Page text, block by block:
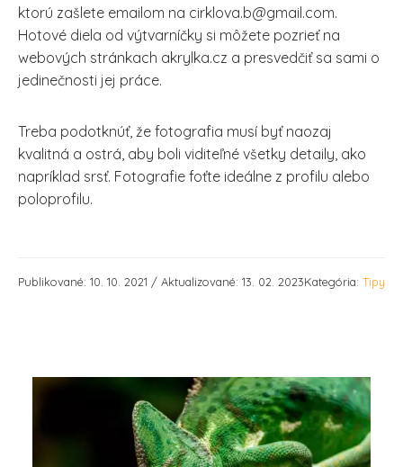
ktorú zašlete emailom na cirklova.b@gmail.com.
Hotové diela od výtvarníčky si môžete pozrieť na
webových stránkach akrylka.cz a presvedčiť sa sami o
jedinečnosti jej práce.
Treba podotknúť, že fotografia musí byť naozaj
kvalitná a ostrá, aby boli viditeľné všetky detaily, ako
napríklad srsť. Fotografie foťte ideálne z profilu alebo
poloprofilu.
Publikované: 10. 10. 2021 / Aktualizované: 13. 02. 2023Kategória: Tipy